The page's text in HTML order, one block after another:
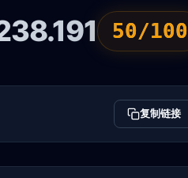
50/100
复制链接